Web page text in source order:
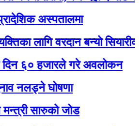
अस्पतालमा
वरदान बन्यो सियारीको घुम्ती
हजारले गरे अवलोकन
घोषणा
सारुको जोड